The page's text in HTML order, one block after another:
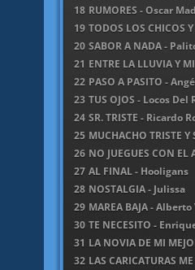
18 RUMORES - Oscar
19 TODOS LOS CHICOS
20 SABOR A NADA -
21 ENTRE LA LLUVIA Y
22 PASO A PASITO -
23 TUS OJOS - Locos Del
24 SR. TRISTE - Ricardo
25 MUCHACHO TRISTE
26 NO JUEGUES CON
27 AL FINAL - Hooligans
28 NOSTALGIA - Julissa
29 MAREA BAJA -
30 TE NECESITO -
31 LA NOVIA DE MI
32 LAS CARICATURAS